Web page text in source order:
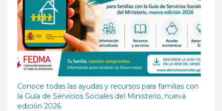
Conoce todas las ayudas y recursos para familias con
la Guía de Servicios Sociales del Ministerio, nueva
edición 2026